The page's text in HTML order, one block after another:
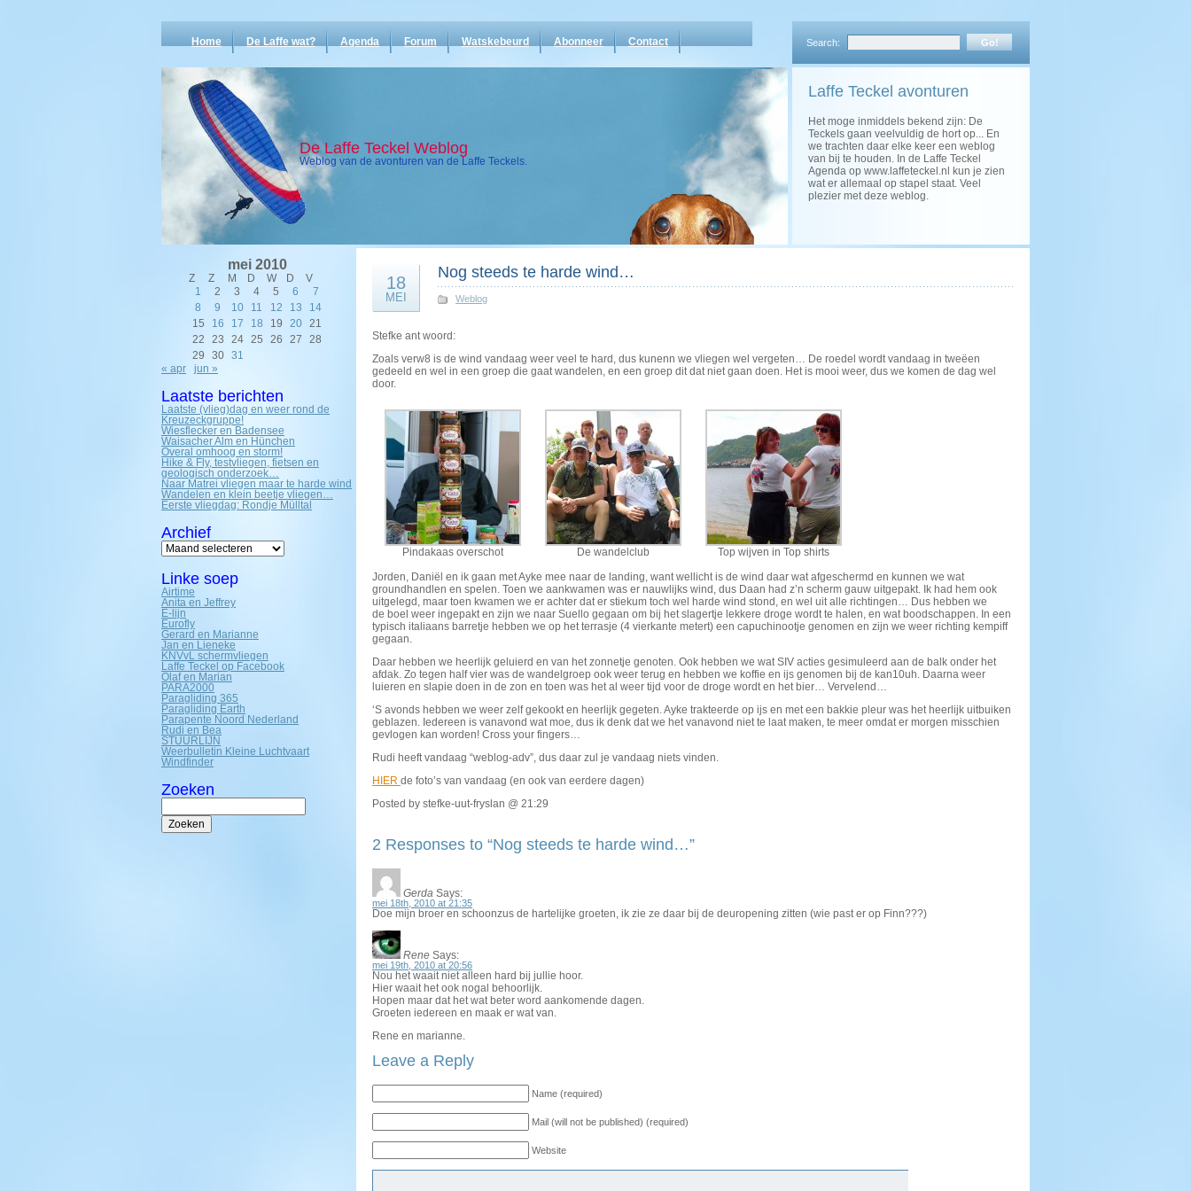
Home De Laffe wat? Agenda Forum Watskebeurd Abonneer Contact Search:
De Laffe Teckel Weblog
Weblog van de avonturen van de Laffe Teckels.
Laffe Teckel avonturen
Het moge inmiddels bekend zijn: De
Teckels gaan veelvuldig de hort op... En
we trachten daar elke keer een weblog
van bij te houden. In de Laffe Teckel
Agenda op www.laffeteckel.nl kun je zien
wat er allemaal op stapel staat. Veel
plezier met deze weblog.
mei 2010
Z Z M D W D
V
1
2 3 4 5 6
7
8
9 10 11 12 13
14
15
16 17 18 19 20
21
22
23 24 25 26 27
28
29
30
31
« apr
jun »
Laatste berichten
Laatste (vlieg)dag en weer rond de
Kreuzeckgruppe!
Wiesflecker en Badensee
Waisacher Alm en Hünchen
Overal omhoog en storm!
Hike & Fly, testvliegen, fietsen en
geologisch onderzoek…
Naar Matrei vliegen maar te harde wind
Wandelen en klein beetje vliegen…
Eerste vliegdag: Rondje Mülltal
Archief
Archief
Linke soep
Airtime
Anita en Jeffrey
E-lijn
Eurofly
Gerard en Marianne
Jan en Lieneke
KNVvL schermvliegen
Laffe Teckel op Facebook
Olaf en Marian
PARA2000
Paragliding 365
Paragliding Earth
Parapente Noord Nederland
Rudi en Bea
STUURLIJN
Weerbulletin Kleine Luchtvaart
Windfinder
Zoeken
Zoeken
naar:
18
MEI
Nog steeds te harde wind…
Weblog
Stefke ant woord:
Zoals verw8 is de wind vandaag weer veel te hard, dus kunenn we vliegen wel vergeten… De roedel wordt vandaag in tweëen
gedeeld en wel in een groep die gaat wandelen, en een groep dit dat niet gaan doen. Het is mooi weer, dus we komen de dag wel
door.
Pindakaas overschot De wandelclub Top wijven in Top shirts
Jorden, Daniël en ik gaan met Ayke mee naar de landing, want wellicht is de wind daar wat afgeschermd en kunnen we wat
groundhandlen en spelen. Toen we aankwamen was er nauwlijks wind, dus Daan had z’n scherm gauw uitgepakt. Ik had hem ook
uitgelegd, maar toen kwamen we er achter dat er stiekum toch wel harde wind stond, en wel uit alle richtingen… Dus hebben we
de boel weer ingepakt en zijn we naar Suello gegaan om bij het slagertje lekkere droge wordt te halen, en wat boodschappen. In een
typisch italiaans barretje hebben we op het terrasje (4 vierkante metert) een capuchinootje genomen en zijn we weer richting kempiff
gegaan.
Daar hebben we heerlijk geluierd en van het zonnetje genoten. Ook hebben we wat SIV acties gesimuleerd aan de balk onder het
afdak. Zo tegen half vier was de wandelgroep ook weer terug en hebben we koffie en ijs genomen bij de kan10uh. Daarna weer
luieren en slapie doen in de zon en toen was het al weer tijd voor de droge wordt en het bier… Vervelend…
‘S avonds hebben we weer zelf gekookt en heerlijk gegeten. Ayke trakteerde op ijs en met een bakkie pleur was het heerlijk uitbuiken
geblazen. Iedereen is vanavond wat moe, dus ik denk dat we het vanavond niet te laat maken, te meer omdat er morgen misschien
gevlogen kan worden! Cross your fingers…
Rudi heeft vandaag “weblog-adv”, dus daar zul je vandaag niets vinden.
HIER de foto’s van vandaag (en ook van eerdere dagen)
Posted by stefke-uut-fryslan @ 21:29
2 Responses to “Nog steeds te harde wind…”
Gerda Says:
mei 18th, 2010 at 21:35
Doe mijn broer en schoonzus de hartelijke groeten, ik zie ze daar bij de deuropening zitten (wie past er op Finn???)
Rene Says:
mei 19th, 2010 at 20:56
Nou het waait niet alleen hard bij jullie hoor.
Hier waait het ook nogal behoorlijk.
Hopen maar dat het wat beter word aankomende dagen.
Groeten iedereen en maak er wat van.
Rene en marianne.
Leave a Reply
Name (required)
Mail (will not be published) (required)
Website